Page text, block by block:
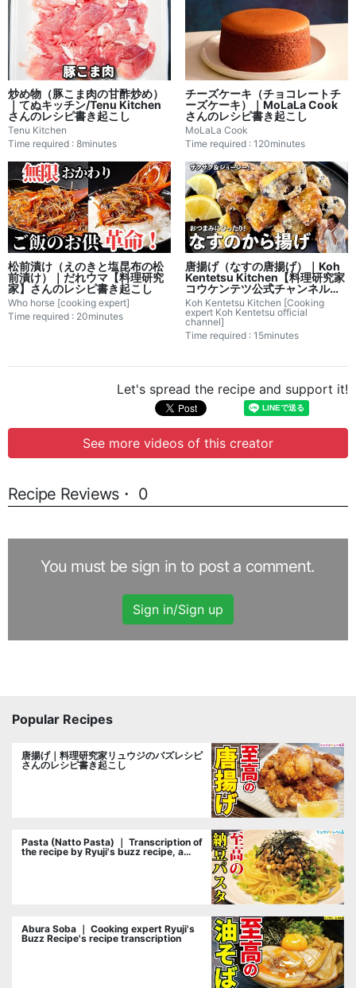
炒め物（豚こま肉の甘酢炒め）
｜てぬキッチン/Tenu Kitchen
さんのレシピ書き起こし
Tenu Kitchen
Time required : 8minutes
チーズケーキ（チョコレートチ
ーズケーキ）｜MoLaLa Cook
さんのレシピ書き起こし
MoLaLa Cook
Time required : 120minutes
松前漬け（えのきと塩昆布の松
前漬け）｜だれウマ【料理研究
家】さんのレシピ書き起こし
Who horse [cooking expert]
Time required : 20minutes
唐揚げ（なすの唐揚げ）｜Koh
Kentetsu Kitchen【料理研究家
コウケンテツ公式チャンネル】
さんのレシピ書き起こし
Koh Kentetsu Kitchen [Cooking
expert Koh Kentetsu official
channel]
Time required : 15minutes
Let's spread the recipe and support it!
See more videos of this creator
Recipe Reviews・ 0
You must be sign in to post a comment.
Sign in/Sign up
Popular Recipes
唐揚げ｜料理研究家リュウジのバズレシピ
さんのレシピ書き起こし
Pasta (Natto Pasta) ｜ Transcription of
the recipe by Ryuji's buzz recipe, a
Abura Soba ｜ Cooking expert Ryuji's
Buzz Recipe's recipe transcription